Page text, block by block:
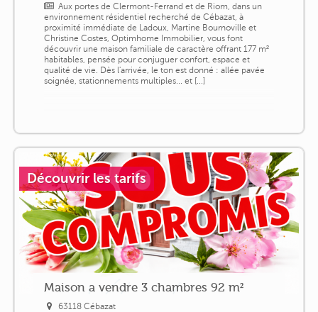
Aux portes de Clermont-Ferrand et de Riom, dans un
environnement résidentiel recherché de Cébazat, à
proximité immédiate de Ladoux, Martine Bournoville et
Christine Costes, Optimhome Immobilier, vous font
découvrir une maison familiale de caractère offrant 177 m²
habitables, pensée pour conjuguer confort, espace et
qualité de vie. Dès l'arrivée, le ton est donné : allée pavée
soignée, stationnements multiples... et [...]
Découvrir les tarifs
Maison a vendre 3 chambres 92 m²
63118 Cébazat